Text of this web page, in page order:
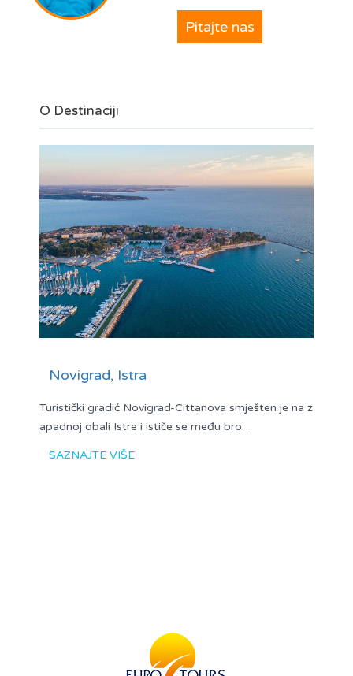
Pitajte nas
O Destinaciji
Novigrad, Istra
Turistički gradić Novigrad-Cittanova smješten je na z
apadnoj obali Istre i ističe se među bro…
SAZNAJTE VIŠE